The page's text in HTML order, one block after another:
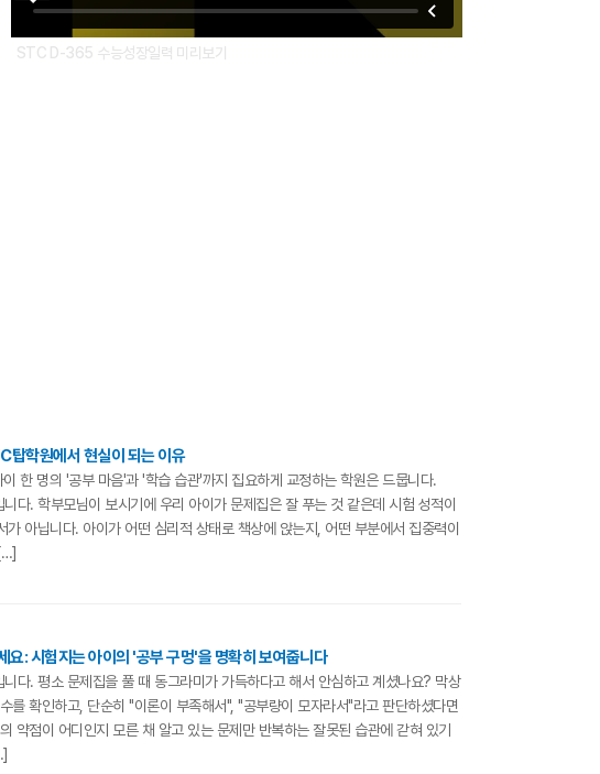
STC D-365 수능성장일력 미리보기
탑학원에서 현실이 되는 이유
한 명의 '공부 마음'과 '학습 습관'까지 집요하게 교정하는 학원은 드뭅니다.
다. 학부모님이 보시기에 우리 아이가 문제집은 잘 푸는 것 같은데 시험 성적이
아닙니다. 아이가 어떤 심리적 상태로 책상에 앉는지, 어떤 부분에서 집중력이
요: 시험지는 아이의 '공부 구멍'을 명확히 보여줍니다
다. 평소 문제집을 풀 때 동그라미가 가득하다고 해서 안심하고 계셨나요? 막상
를 확인하고, 단순히 "이론이 부족해서", "공부량이 모자라서"라고 판단하셨다면
약점이 어디인지 모른 채 알고 있는 문제만 반복하는 잘못된 습관에 갇혀 있기